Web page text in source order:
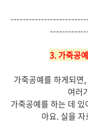
3. 가죽공
가죽공예를 하게되면
여러
가죽공예를 하는 데
아요. 실을